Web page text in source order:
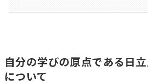
自分の学びの原点である日
について